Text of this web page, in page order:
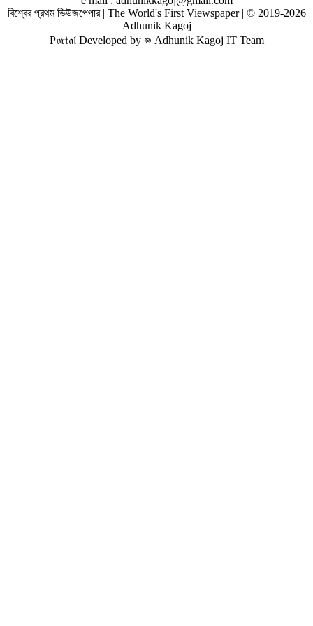
বিশ্বের প্রথম ভিউজপেপার | The World's First Viewspaper | © 2019-2026
Adhunik Kagoj
P𝔬𝔯𝔱𝔞𝔩 Developed by 𖦹 Adhunik Kagoj IT Team